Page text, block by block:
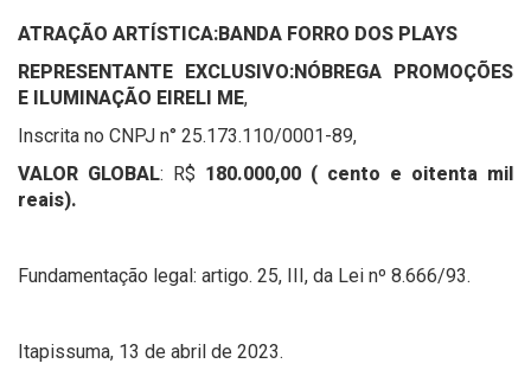
ATRAÇÃO ARTÍSTICA:BANDA FORRO DOS PLAYS
REPRESENTANTE EXCLUSIVO:NÓBREGA PROMOÇÕES
E ILUMINAÇÃO EIRELI ME,
Inscrita no CNPJ n° 25.173.110/0001-89,
VALOR GLOBAL: R$ 180.000,00 ( cento e oitenta mil
reais).
Fundamentação legal: artigo. 25, III, da Lei nº 8.666/93.
Itapissuma, 13 de abril de 2023.